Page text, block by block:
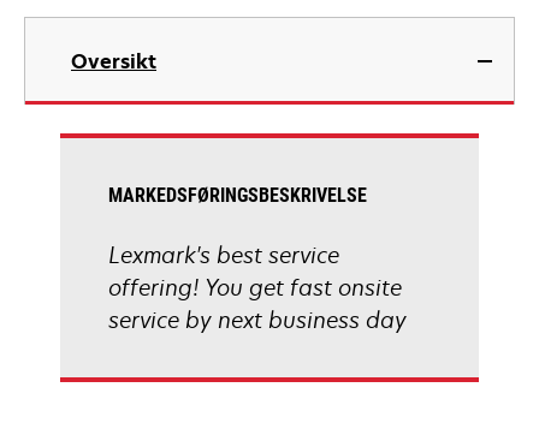
Oversikt
MARKEDSFØRINGSBESKRIVELSE
Lexmark's best service
offering! You get fast onsite
service by next business day